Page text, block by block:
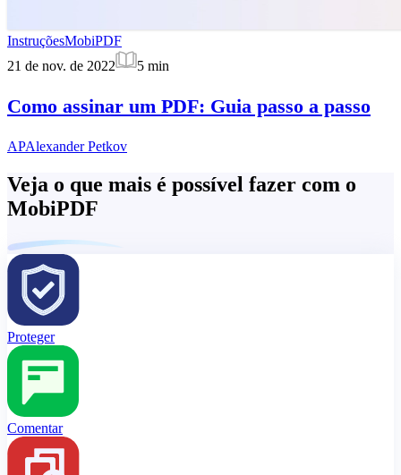
InstruçõesMobiPDF
21 de nov. de 2022
5 min
Como assinar um PDF: Guia passo a passo
APAlexander Petkov
Veja o que mais é possível fazer com o
MobiPDF
Proteger
Comentar